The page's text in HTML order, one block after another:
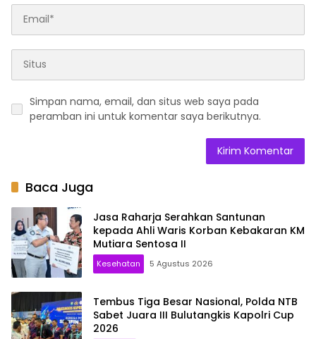
Simpan nama, email, dan situs web saya pada
peramban ini untuk komentar saya berikutnya.
Baca Juga
Jasa Raharja Serahkan Santunan
kepada Ahli Waris Korban Kebakaran KM
Mutiara Sentosa II
Kesehatan 5 Agustus 2026
Tembus Tiga Besar Nasional, Polda NTB
Sabet Juara III Bulutangkis Kapolri Cup
2026